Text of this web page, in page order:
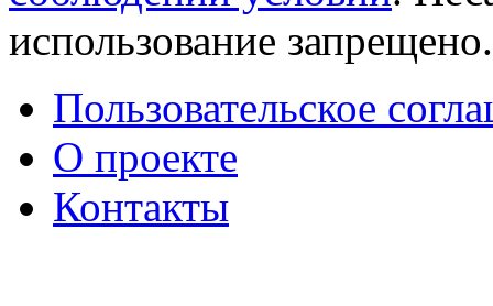
использование
Пользовательское
О проекте
Контакты